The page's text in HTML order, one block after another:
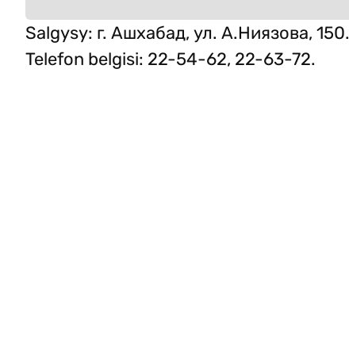
Salgysy: г. Ашхабад, ул. А.Ниязова, 150.
Telefon belgisi: 22-54-62, 22-63-72.